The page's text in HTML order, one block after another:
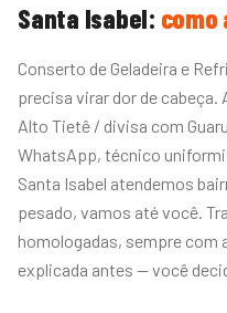
Santa Isabel: como
Conserto de Geladeira e
precisa virar dor de
Alto Tietê / divisa com
WhatsApp, técnico
Santa Isabel atendemos
pesado, vamos até você.
homologadas, sempre com
explicada antes — você